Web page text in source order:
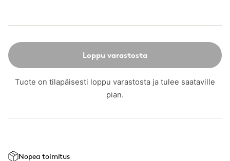
Loppu varastosta
Tuote on tilapäisesti loppu varastosta ja tulee saataville
pian.
Nopea toimitus